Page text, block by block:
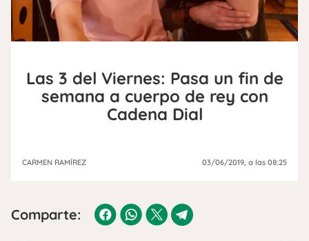
Las 3 del Viernes: Pasa un fin de
semana a cuerpo de rey con
Cadena Dial
CARMEN RAMÍREZ 03/06/2019 , a las 08:25
Comparte: